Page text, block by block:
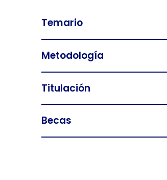
Temario
Metodología
Titulación
Becas